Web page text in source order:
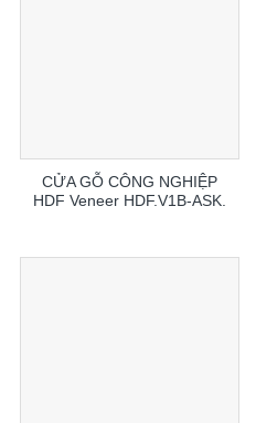
CỬA GỖ CÔNG NGHIỆP
HDF Veneer HDF.V1B-ASK.